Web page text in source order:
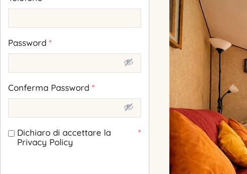
Password *
Conferma Password *
Dichiaro di accettare la
Privacy Policy
*